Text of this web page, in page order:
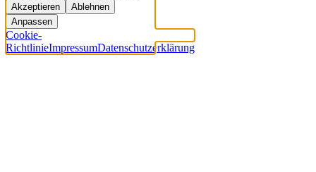
Akzeptieren
Ablehnen
Anpassen
Cookie-
RichtlinieImpressumDatenschutzerklärung